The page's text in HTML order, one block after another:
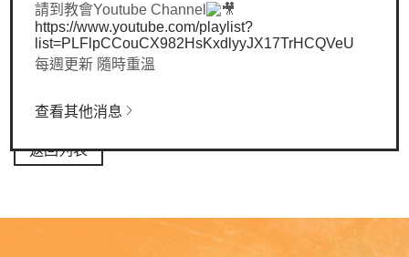
邊若有一個像先知拿單一樣，對我們誠實敢言的人，是很重
要的，求神賜給我們。
🙏🏻主啊，差派我們身邊的人指出我們的罪，求聖靈在我們
有正直的靈，與主同行。祈禱奉耶穌基督名求，阿們。
返回列表
請到教會Youtube Channel
https://www.youtube.com/playlist?
list=PLFlpCCouCX982HsKxdlyyJX17TrHCQVeU
每週更新 隨時重溫
查看其他消息